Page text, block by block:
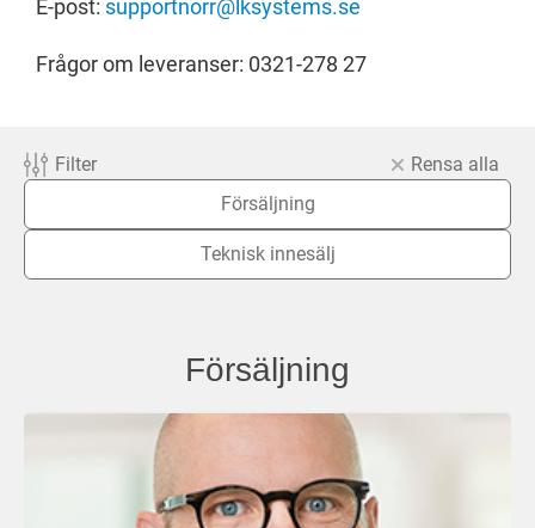
E-post: supportnorr@lksystems.se
Frågor om leveranser: 0321-278 27
Filter
Rensa alla
Försäljning
Teknisk innesälj
Försäljning